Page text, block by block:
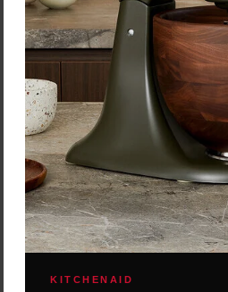
AdHoc Mlynček na
soľ/korenie "Yono" – Ø 6,2
× 15 cm, tmavý dub
Cena: 49,90 €
KITCHENAID